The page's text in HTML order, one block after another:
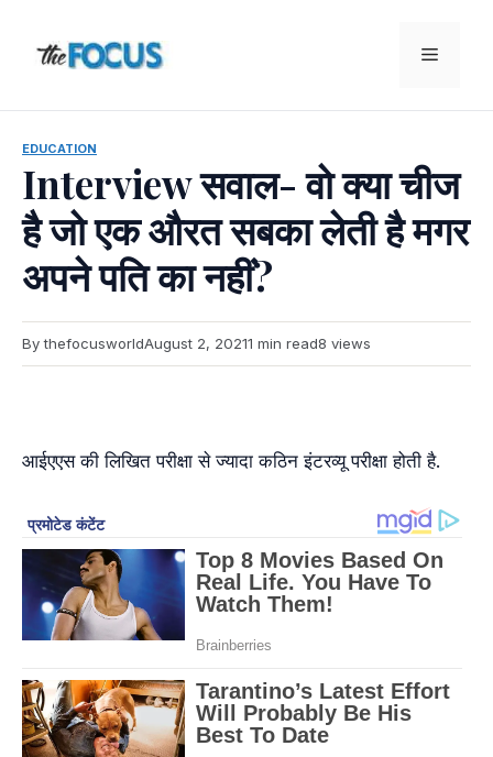
content
Menu
EDUCATION
Interview सवाल- वो क्या चीज
है जो एक औरत सबका लेती है मगर
अपने पति का नहीं?
By thefocusworldAugust 2, 20211 min read8 views
आईएएस की लिखित परीक्षा से ज्यादा कठिन इंटरव्यू परीक्षा होती है.